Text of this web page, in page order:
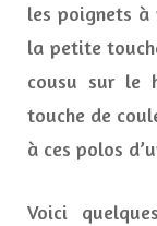
les poignets à
la petite
cousu sur le
touche de
à ces polos
Voici